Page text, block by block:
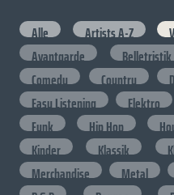
Alle Artists A-Z
Avantgarde
Belletristik
Comedy
Country
Easy Listening
Elektro
Funk
Hip Hop
Kinder
Klassik
Merchandise
Metal